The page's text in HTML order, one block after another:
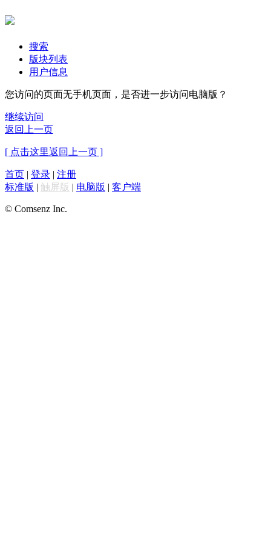
搜索
版块列表
用户信息
您访问的页面无手机页面，是否进一步访问电脑版？
继续访问
返回上一页
[ 点击这里返回上一页 ]
首页 | 登录 | 注册
标准版 | 触屏版 | 电脑版 | 客户端
© Comsenz Inc.